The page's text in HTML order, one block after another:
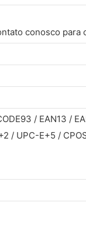
conosco
/ EAN13 /
/ UPC-E+5 /